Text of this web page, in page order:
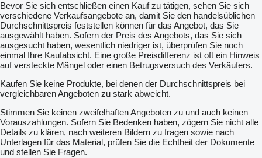
Bevor Sie sich entschließen einen Kauf zu tätigen, sehen Sie sich
verschiedene Verkaufsangebote an, damit Sie den handelsüblichen
Durchschnittspreis feststellen können für das Angebot, das Sie
ausgewählt haben. Sofern der Preis des Angebots, das Sie sich
ausgesucht haben, wesentlich niedriger ist, überprüfen Sie noch
einmal Ihre Kaufabsicht. Eine große Preisdifferenz ist oft ein Hinweis
auf versteckte Mängel oder einen Betrugsversuch des Verkäufers.
Kaufen Sie keine Produkte, bei denen der Durchschnittspreis bei
vergleichbaren Angeboten zu stark abweicht.
Stimmen Sie keinen zweifelhaften Angeboten zu und auch keinen
Vorauszahlungen. Sofern Sie Bedenken haben, zögern Sie nicht alle
Details zu klären, nach weiteren Bildern zu fragen sowie nach
Unterlagen für das Material, prüfen Sie die Echtheit der Dokumente
und stellen Sie Fragen.